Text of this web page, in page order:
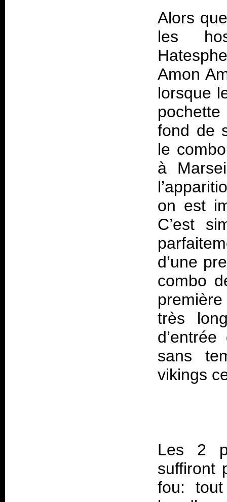
Alors
les
Amon
lorsque
fond de
le
à
on est
C’est
d’une
combo
très
sans
Les 2
suffiront
fou: